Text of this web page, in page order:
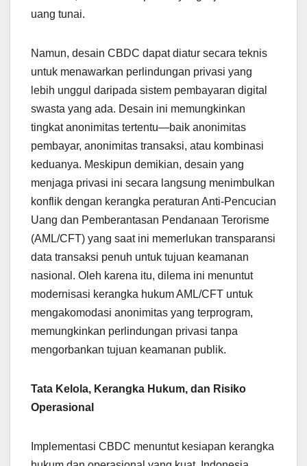
uang tunai.
Namun, desain CBDC dapat diatur secara teknis
untuk menawarkan perlindungan privasi yang
lebih unggul daripada sistem pembayaran digital
swasta yang ada. Desain ini memungkinkan
tingkat anonimitas tertentu—baik anonimitas
pembayar, anonimitas transaksi, atau kombinasi
keduanya. Meskipun demikian, desain yang
menjaga privasi ini secara langsung menimbulkan
konflik dengan kerangka peraturan Anti-Pencucian
Uang dan Pemberantasan Pendanaan Terorisme
(AML/CFT) yang saat ini memerlukan transparansi
data transaksi penuh untuk tujuan keamanan
nasional. Oleh karena itu, dilema ini menuntut
modernisasi kerangka hukum AML/CFT untuk
mengakomodasi anonimitas yang terprogram,
memungkinkan perlindungan privasi tanpa
mengorbankan tujuan keamanan publik.
Tata Kelola, Kerangka Hukum, dan Risiko
Operasional
Implementasi CBDC menuntut kesiapan kerangka